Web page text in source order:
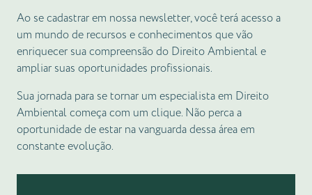
Ao se cadastrar em nossa newsletter, você terá acesso a
um mundo de recursos e conhecimentos que vão
enriquecer sua compreensão do Direito Ambiental e
ampliar suas oportunidades profissionais.
Sua jornada para se tornar um especialista em Direito
Ambiental começa com um clique. Não perca a
oportunidade de estar na vanguarda dessa área em
constante evolução.